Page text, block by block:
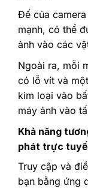
‎Đế của
mạnh, có thể
ảnh vào các
‎Ngoài ra, mỗi
có lỗ vít và
kim loại vào
máy ảnh vào
‎Khả năng
phát trực
‎Truy cập và
bạn bằng ứng